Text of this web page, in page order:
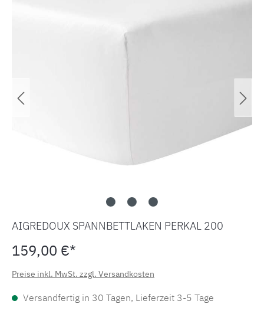
AIGREDOUX SPANNBETTLAKEN PERKAL 200
159,00 €*
Preise inkl. MwSt. zzgl. Versandkosten
Versandfertig in 30 Tagen, Lieferzeit 3-5 Tage